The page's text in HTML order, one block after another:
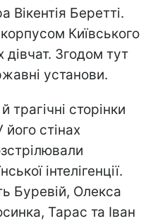
Вікентія Беретті.
Київського
дівчат. Згодом тут
установи.
трагічні сторінки
його стінах
інтелігенції.
Буревій, Олекса
Тарас та Іван